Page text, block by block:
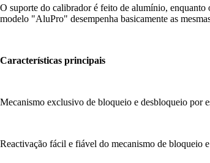
O suporte do calibrador é feito de alumínio,
modelo "AluPro" desempenha basicamente as
Características principais
Mecanismo exclusivo de bloqueio e desbloqueio por
Reactivação fácil e fiável do mecanismo de bloqueio